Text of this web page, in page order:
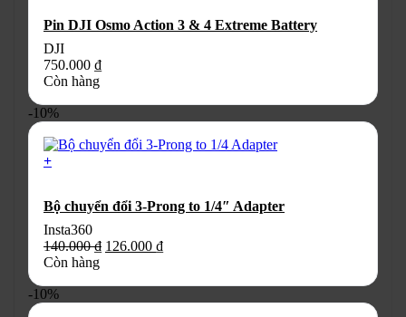
được
chọn
trên
trang
sản
phẩm
Pin DJI Osmo Action 3 & 4 Extreme Battery
DJI
750.000 ₫
Còn hàng
-10%
+
Bộ chuyển đổi 3-Prong to 1/4″ Adapter
Insta360
140.000₫ Giá
126.000 ₫Giá
Còn hàng
-10%